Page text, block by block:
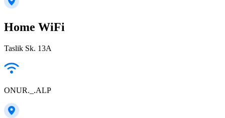
Home WiFi
Taslik Sk. 13A
ONUR._.ALP